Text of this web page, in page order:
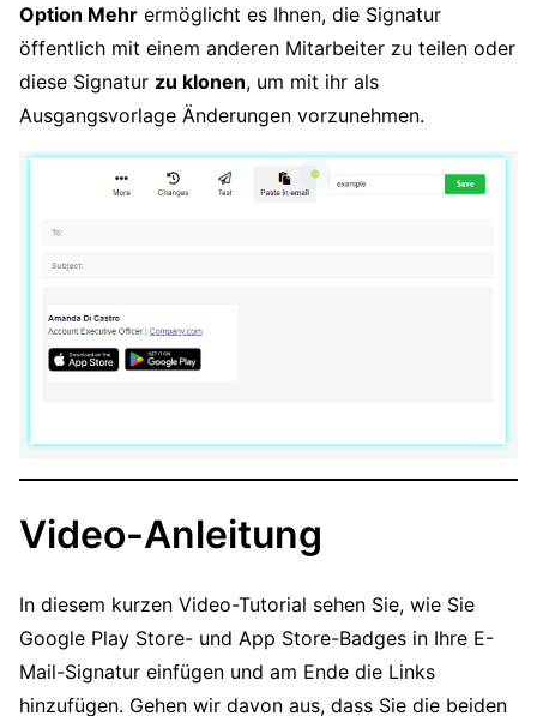
Option Mehr ermöglicht es Ihnen, die Signatur
öffentlich mit einem anderen Mitarbeiter zu teilen oder
diese Signatur zu klonen, um mit ihr als
Ausgangsvorlage Änderungen vorzunehmen.
Video-Anleitung
In diesem kurzen Video-Tutorial sehen Sie, wie Sie
Google Play Store- und App Store-Badges in Ihre E-
Mail-Signatur einfügen und am Ende die Links
hinzufügen. Gehen wir davon aus, dass Sie die beiden